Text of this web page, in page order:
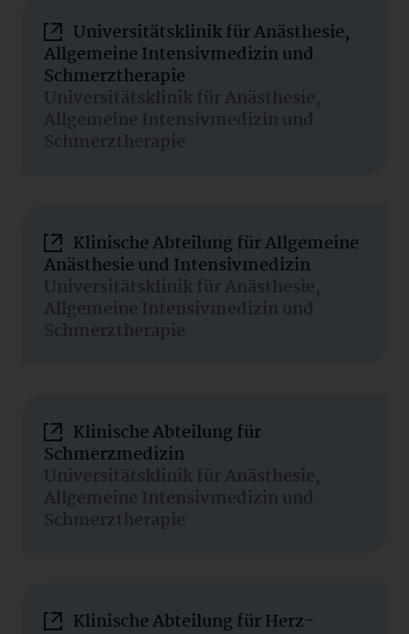
Universitätsklinik für Anästhesie,
Allgemeine Intensivmedizin und
Schmerztherapie
Universitätsklinik für Anästhesie,
Allgemeine Intensivmedizin und
Schmerztherapie
Klinische Abteilung für Allgemeine
Anästhesie und Intensivmedizin
Universitätsklinik für Anästhesie,
Allgemeine Intensivmedizin und
Schmerztherapie
Klinische Abteilung für
Schmerzmedizin
Universitätsklinik für Anästhesie,
Allgemeine Intensivmedizin und
Schmerztherapie
Klinische Abteilung für Herz-